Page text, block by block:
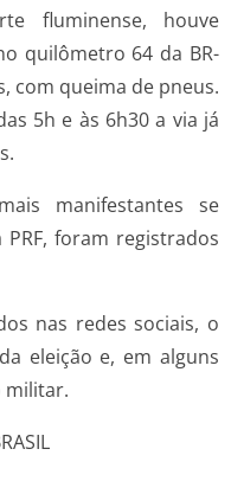
fluminense, houve
quilômetro 64 da BR-
com queima de pneus.
5h e às 6h30 a via já
manifestantes se
foram registrados
nas redes sociais, o
eleição e, em alguns
militar.